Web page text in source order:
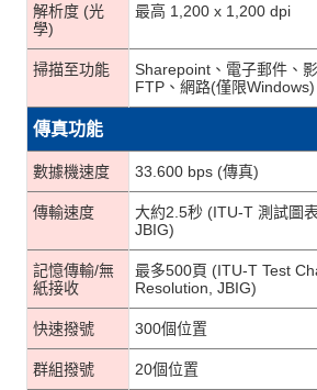
解析度 (光
學)
最高 1,200 x 1,200 dpi
掃描至功能
Sharepoint、電子郵件、
FTP、網路(僅限
傳真功能
數據機速度 33.600 bps (傳真)
傳輸速度
大約2.5秒 (ITU-T 測試圖
JBIG)
記憶傳輸/無
紙接收
最多500頁 (ITU-T Test
Resolution, JBIG)
快速撥號 300個位置
群組撥號 20個位置